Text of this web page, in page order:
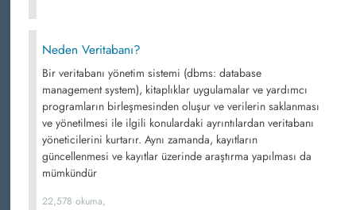
Neden Veritabanı?
Bir veritabanı yönetim sistemi (dbms: database
management system), kitaplıklar uygulamalar ve yardımcı
programların birleşmesinden oluşur ve verilerin saklanması
ve yönetilmesi ile ilgili konulardaki ayrıntılardan veritabanı
yöneticilerini kurtarır. Aynı zamanda, kayıtların
güncellenmesi ve kayıtlar üzerinde araştırma yapılması da
mümkündür
22,578 okuma,